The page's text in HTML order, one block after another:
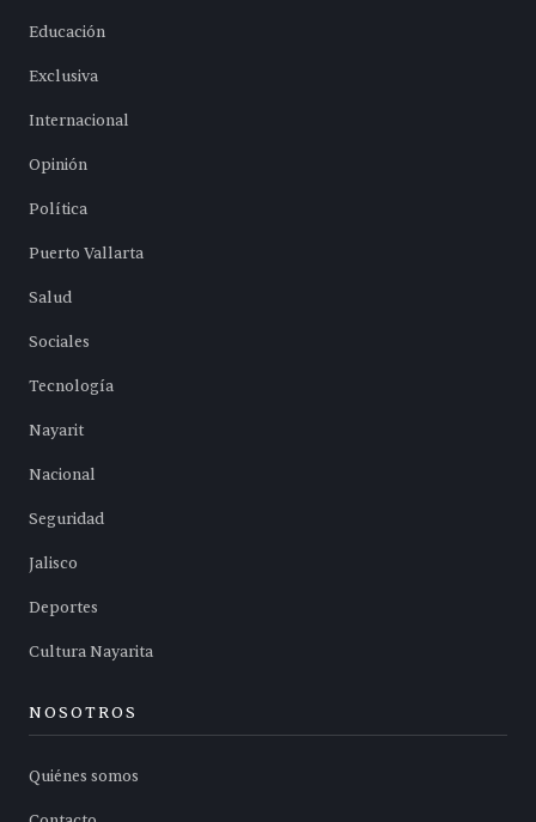
Educación
Exclusiva
Internacional
Opinión
Política
Puerto Vallarta
Salud
Sociales
Tecnología
Nayarit
Nacional
Seguridad
Jalisco
Deportes
Cultura Nayarita
NOSOTROS
Quiénes somos